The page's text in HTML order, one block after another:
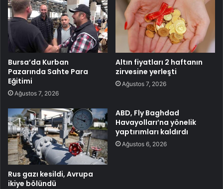
Bursa’da Kurban
Pazarında Sahte Para
Eğitimi
Ağustos 7, 2026
Altın fiyatları 2 haftanın
zirvesine yerleşti
Ağustos 7, 2026
Rus gazı kesildi, Avrupa
ikiye bölündü
ABD, Fly Baghdad
Havayolları’na yönelik
yaptırımları kaldırdı
Ağustos 6, 2026